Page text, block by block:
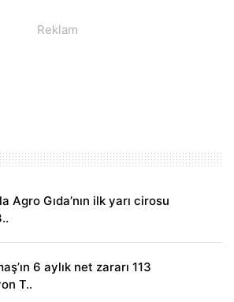
Agro Gıda’nın ilk yarı cirosu
6 aylık net zararı 113
T..